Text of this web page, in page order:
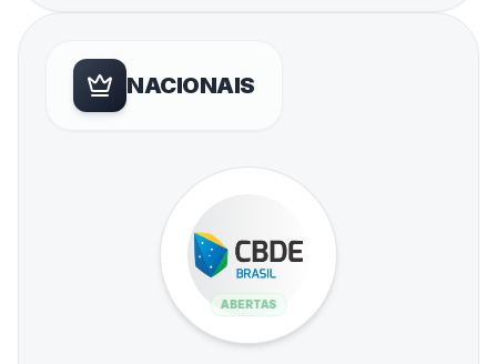
NACIONAIS
ABERTAS